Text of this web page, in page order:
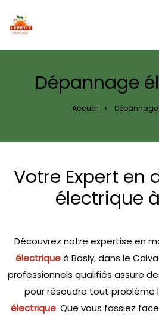
Dépannage
Accueil >
Votre Expert en
électrique
Découvrez notre expertise en
électriqueà Basly, dans le
professionnels qualifiés assure
pour résoudre tout problème
électrique. Que vous fassiez